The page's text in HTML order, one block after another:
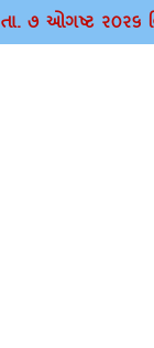
તા. ૭ ઓગષ્ટ ર૦ર૬